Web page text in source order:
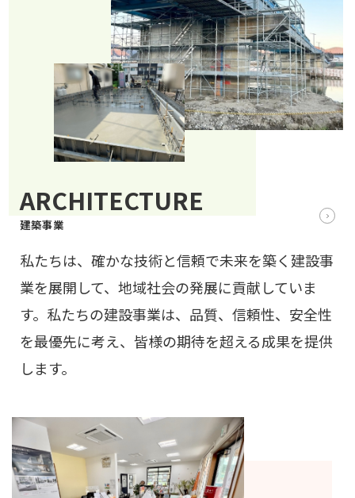
ARCHITECTURE
建築事業
私たちは、確かな技術と信頼で未来を築く建設事
業を展開して、地域社会の発展に貢献していま
す。私たちの建設事業は、品質、信頼性、安全性
を最優先に考え、皆様の期待を超える成果を提供
します。